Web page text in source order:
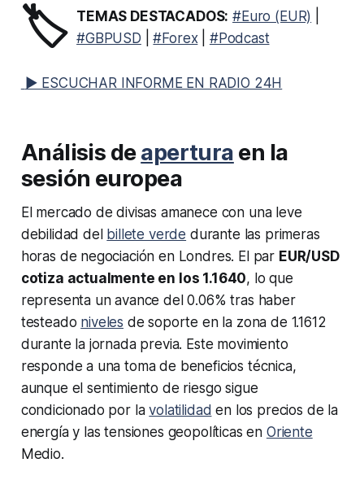
🏷️ TEMAS DESTACADOS: #Euro (EUR)
#GBPUSD |#Forex| #Podcast
▶ ESCUCHAR INFORME EN RADIO 24H
Análisis deapertura en la
sesión europea
El mercado de divisas amanece con una leve
debilidad del billete verde durante las primeras
horas de negociación en Londres. El par EUR/USD
cotiza actualmente en los 1.1640, lo que
representa un avance del 0.06% tras haber
testeado niveles de soporte en la zona de 1.1612
durante la jornada previa. Este movimiento
responde a una toma de beneficios técnica,
aunque el sentimiento de riesgo sigue
condicionado por lavolatilidad en los precios de la
energía y las tensiones geopolíticas en Oriente
Medio.